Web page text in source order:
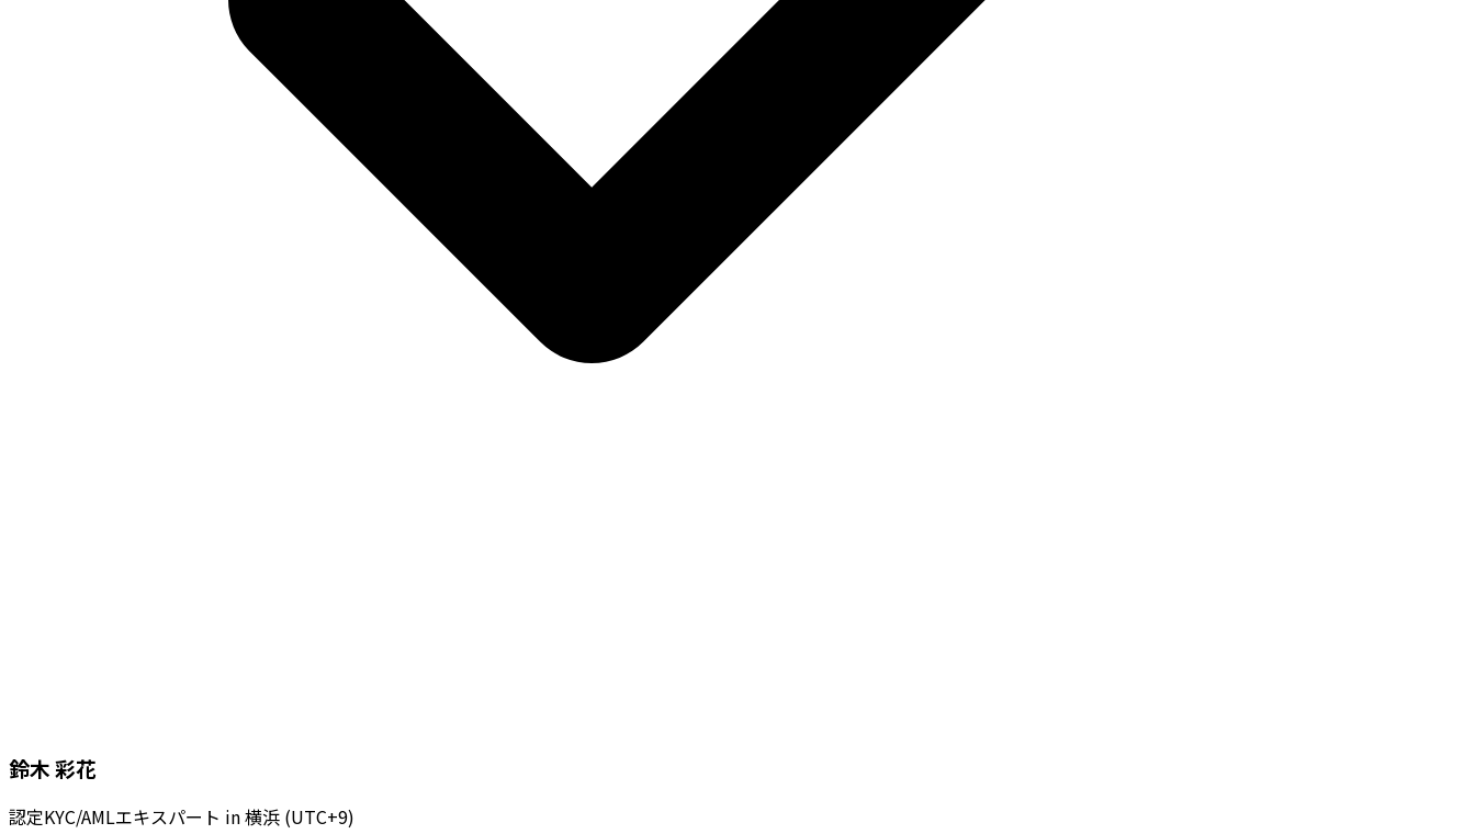
鈴木 彩花
認定KYC/AMLエキスパート in横浜 (UTC+9)